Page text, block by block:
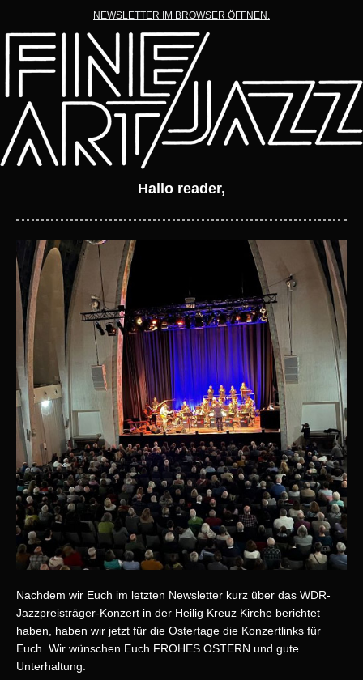
NEWSLETTER IM BROWSER ÖFFNEN.
Hallo reader,
Nachdem wir Euch im letzten Newsletter kurz über das WDR-
Jazzpreisträger-Konzert in der Heilig Kreuz Kirche berichtet
haben, haben wir jetzt für die Ostertage die Konzertlinks für
Euch. Wir wünschen Euch FROHES OSTERN und gute
Unterhaltung.